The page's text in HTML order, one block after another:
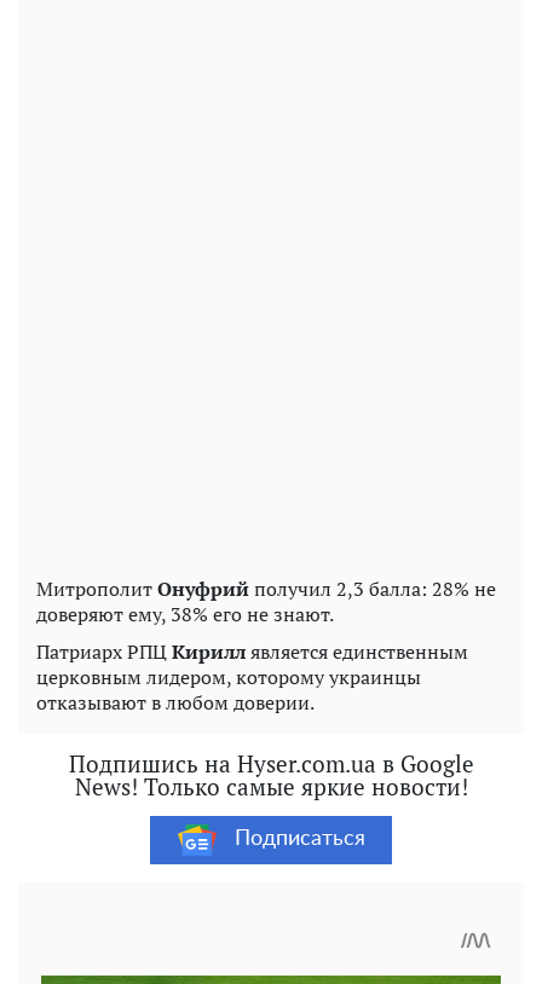
МитрополитОнуфрийполучил 2,3 балла: 28% не
доверяют ему, 38% его не знают.
Патриарх РПЦКириллявляется единственным
церковным лидером, которому украинцы
отказывают в любом доверии.
Подпишись на Hyser.com.ua в Google
News! Только самые яркие новости!
Подписаться